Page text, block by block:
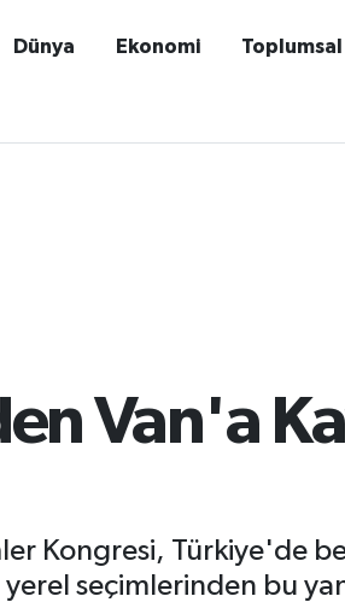
Dünya Ekonomi
Van'a
Kongresi, Türkiye'de
seçimlerinden bu